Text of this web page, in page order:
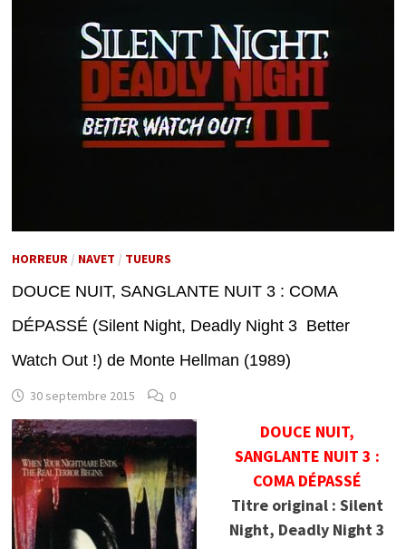
HORREUR / NAVET / TUEURS
DOUCE NUIT, SANGLANTE NUIT 3 : COMA
DÉPASSÉ (Silent Night, Deadly Night 3 Better
Watch Out !) de Monte Hellman (1989)
30 septembre 2015 0
DOUCE NUIT,
SANGLANTE NUIT 3 :
COMA DÉPASSÉ
Titre original : Silent
Night, Deadly Night 3